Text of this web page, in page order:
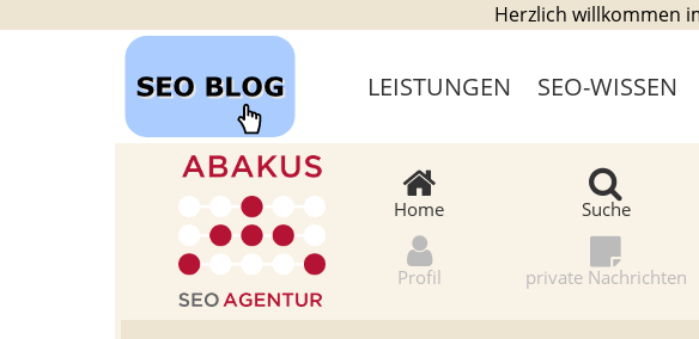
Herzlich willkommen
LEISTUNGEN SEO-WISSEN
Home
Profil
Suche
private Nachrichten